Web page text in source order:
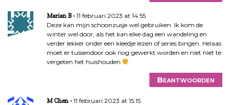
Marian B
11 februari 2023 at 14:55
Deze kan mijn schoonzusje wel gebruiken. Ik kom de
winter wel door, als het kan elke dag een wandeling en
verder lekker onder een kleedje lezen of series bingen. Helaas
moet er tussendoor ook nog gewerkt worden en niet niet te
vergeten het huishouden
Beantwoorden
M Chen
11 februari 2023 at 15:15